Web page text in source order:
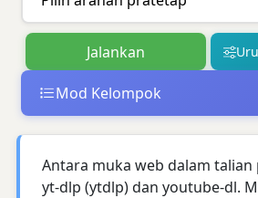
Mod Kelompok
Antara muka web dalam
yt-dlp (ytdlp) dan youtube-dl.